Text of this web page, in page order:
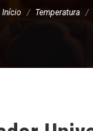
Início Temperatura